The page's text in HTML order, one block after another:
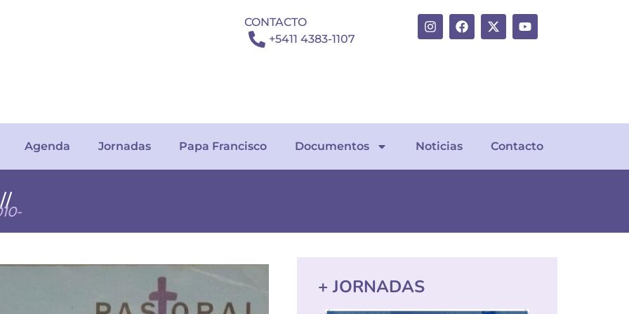
CONTACTO
+5411 4383-1107
Agenda Jornadas Papa Francisco Documentos Noticias Contacto
+ JORNADAS